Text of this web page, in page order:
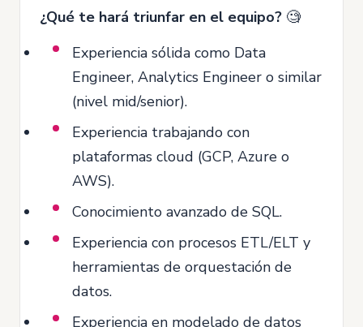
¿Qué te hará triunfar en el equipo? 🧐
Experiencia sólida como Data
Engineer, Analytics Engineer o similar
(nivel mid/senior).
Experiencia trabajando con
plataformas cloud (GCP, Azure o
AWS).
Conocimiento avanzado de SQL.
Experiencia con procesos ETL/ELT y
herramientas de orquestación de
datos.
Experiencia en modelado de datos